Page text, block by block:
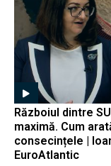
Războiul dintre
maximă. Cum
consecințele |
EuroAtlantic